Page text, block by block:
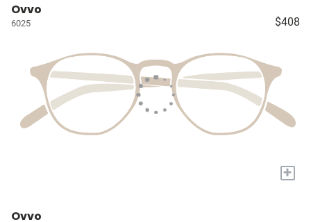
Ovvo
6025 $408
+
Ovvo